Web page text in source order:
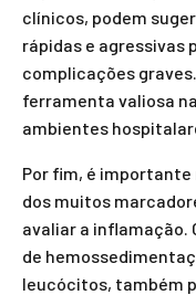
clínicos, podem
rápidas e agressivas
complicações
ferramenta valiosa
ambientes
Por fim, é importante
dos muitos
avaliar a inflamação.
de
leucócitos, também